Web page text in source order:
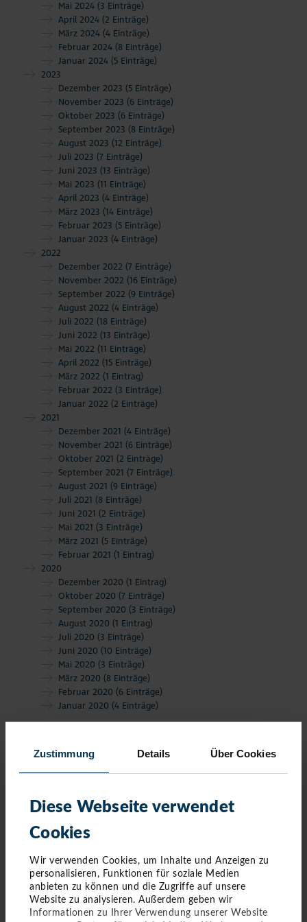
Zustimmung Details Über Cookies
Diese Webseite verwendet
Cookies
Wir verwenden Cookies, um Inhalte und Anzeigen zu
personalisieren, Funktionen für soziale Medien
anbieten zu können und die Zugriffe auf unsere
Website zu analysieren. Außerdem geben wir
Informationen zu Ihrer Verwendung unserer Website
Mai 2024 (3 Einträge)
April 2024 (2 Einträge)
März 2024 (4 Einträge)
Februar 2024 (8 Einträge)
Januar 2024 (5 Einträge)
2023
Dezember 2023 (5 Einträge)
November 2023 (6 Einträge)
Oktober 2023 (6 Einträge)
September 2023 (8 Einträge)
August 2023 (12 Einträge)
Juli 2023 (7 Einträge)
Juni 2023 (13 Einträge)
Mai 2023 (11 Einträge)
April 2023 (4 Einträge)
März 2023 (14 Einträge)
Februar 2023 (5 Einträge)
Januar 2023 (4 Einträge)
2022
Dezember 2022 (7 Einträge)
November 2022 (16 Einträge)
September 2022 (9 Einträge)
August 2022 (4 Einträge)
Juli 2022 (18 Einträge)
Juni 2022 (13 Einträge)
Mai 2022 (11 Einträge)
April 2022 (15 Einträge)
März 2022 (1 Eintrag)
Februar 2022 (3 Einträge)
Januar 2022 (2 Einträge)
2021
Dezember 2021 (4 Einträge)
November 2021 (6 Einträge)
Oktober 2021 (2 Einträge)
September 2021 (7 Einträge)
August 2021 (9 Einträge)
Juli 2021 (8 Einträge)
Juni 2021 (2 Einträge)
Mai 2021 (3 Einträge)
März 2021 (5 Einträge)
Februar 2021 (1 Eintrag)
2020
Dezember 2020 (1 Eintrag)
Oktober 2020 (7 Einträge)
September 2020 (3 Einträge)
August 2020 (1 Eintrag)
Juli 2020 (3 Einträge)
Juni 2020 (10 Einträge)
Mai 2020 (3 Einträge)
März 2020 (8 Einträge)
Februar 2020 (6 Einträge)
Januar 2020 (4 Einträge)